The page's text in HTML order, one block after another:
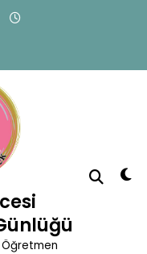
Öğretmen
Planı
Aralık Planları
Planı